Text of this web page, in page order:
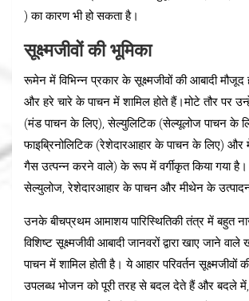
) का कारण भी हो सकता है।
सूक्ष्मजीवों की भूमिका
रूमेन में विभिन्न प्रकार के सूक्ष्मजीवों की आबादी मौजूद
और हरे चारे के पाचन में शामिल होते हैं।मोटे तौर पर
(मंड पाचन के लिए), सेल्युलिटिक (सेल्यूलोज पाचन के
फाइब्रिनोलिटिक (रेशेदारआहार के पाचन के लिए)
गैस उत्पन्न करने वाले) के रूप में वर्गीकृत किया गया
सेल्युलोज, रेशेदारआहार के पाचन और मीथेन के
उनके बीचप्रथम आमाशय पारिस्थितिकी तंत्र में बहुत
विशिष्ट सूक्ष्मजीवी आबादी जानवरों द्वारा खाए जाने वाले
पाचन में शामिल होती है। ये आहार परिवर्तन सूक्ष्मजीवों
उपलब्ध भोजन को पूरी तरह से बदल देते हैं और बदले में,